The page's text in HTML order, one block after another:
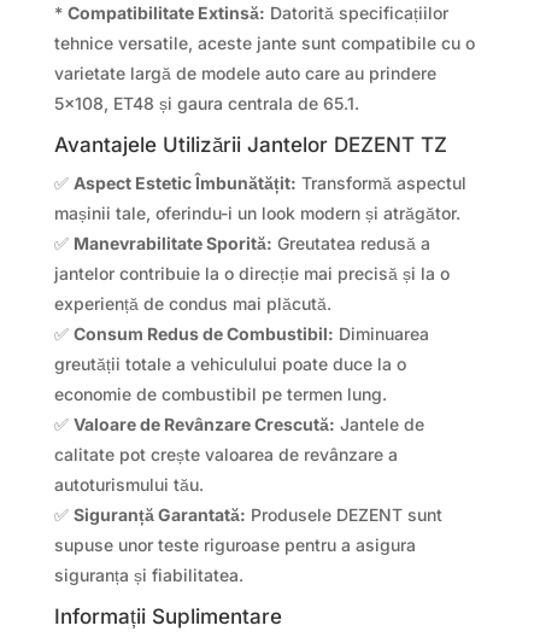
* Compatibilitate Extinsă: Datorită specificațiilor
tehnice versatile, aceste jante sunt compatibile cu o
varietate largă de modele auto care au prindere
5×108, ET48 și gaura centrala de 65.1.
Avantajele Utilizării Jantelor DEZENT TZ
✅ Aspect Estetic Îmbunătățit: Transformă aspectul
mașinii tale, oferindu-i un look modern și atrăgător.
✅ Manevrabilitate Sporită: Greutatea redusă a
jantelor contribuie la o direcție mai precisă și la o
experiență de condus mai plăcută.
✅ Consum Redus de Combustibil: Diminuarea
greutății totale a vehiculului poate duce la o
economie de combustibil pe termen lung.
✅ Valoare de Revânzare Crescută: Jantele de
calitate pot crește valoarea de revânzare a
autoturismului tău.
✅ Siguranță Garantată: Produsele DEZENT sunt
supuse unor teste riguroase pentru a asigura
siguranța și fiabilitatea.
Informații Suplimentare